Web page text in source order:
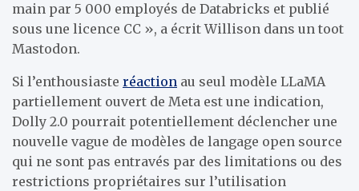
main par 5 000 employés de Databricks et publié
sous une licence CC », a écrit Willison dans un toot
Mastodon.
Si l’enthousiaste réaction au seul modèle LLaMA
partiellement ouvert de Meta est une indication,
Dolly 2.0 pourrait potentiellement déclencher une
nouvelle vague de modèles de langage open source
qui ne sont pas entravés par des limitations ou des
restrictions propriétaires sur l’utilisation